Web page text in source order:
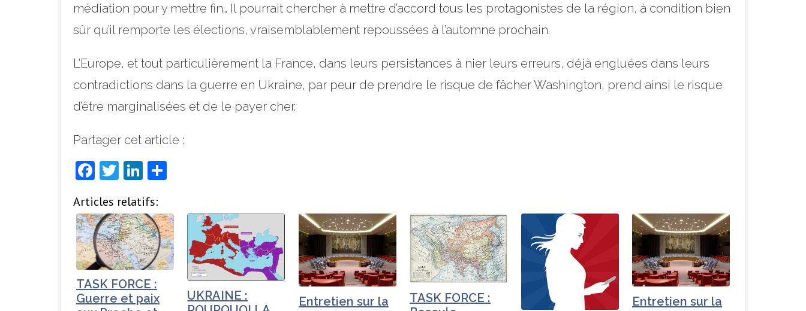
médiation pour y mettre fin… Il pourrait chercher à mettre d’accord tous les protagonistes de la région, à condition bien
sûr qu’il remporte les élections, vraisemblablement repoussées à l’automne prochain.
L’Europe, et tout particulièrement la France, dans leurs persistances à nier leurs erreurs, déjà engluées dans leurs
contradictions dans la guerre en Ukraine, par peur de prendre le risque de fâcher Washington, prend ainsi le risque
d’être marginalisées et de le payer cher.
Partager cet article :
F
c
e
b
o
o
k
T
it
t
e
r
Li
k
e
dI
n
ta
g
e
r
Articles relatifs:
TASK FORCE :
Guerre et paix
UKRAINE :
Entretien sur la
TASK FORCE :
Entretien sur la